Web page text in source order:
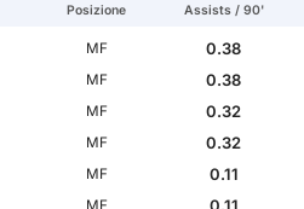
Posizione Assists / 90'
MF
0.38
MF
0.38
MF
0.32
MF
0.32
MF
0.11
MF
0.11